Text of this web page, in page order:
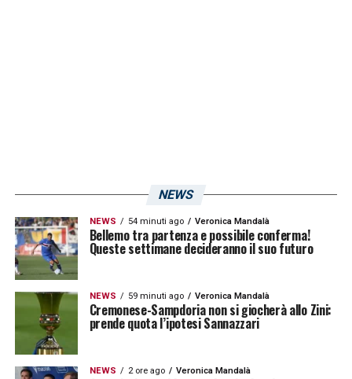
NEWS
NEWS 54 minuti ago Veronica Mandalà
Bellemo tra partenza e possibile conferma!
Queste settimane decideranno il suo futuro
NEWS 59 minuti ago Veronica Mandalà
Cremonese-Sampdoria non si giocherà allo Zini:
prende quota l’ipotesi Sannazzari
NEWS 2 ore ago Veronica Mandalà